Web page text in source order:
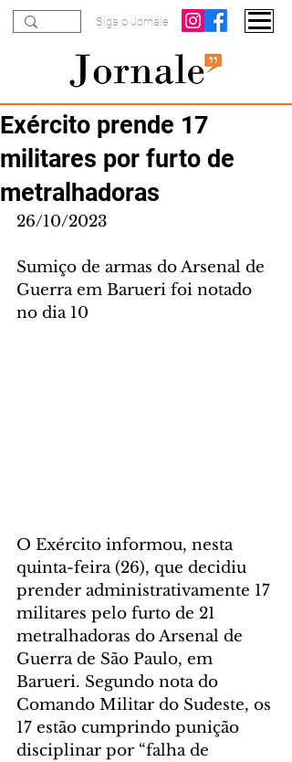
Siga o Jornale
Exército prende 17
militares por furto de
metralhadoras
26/10/2023
Sumiço de armas do Arsenal de
Guerra em Barueri foi notado
no dia 10
O Exército informou, nesta
quinta-feira (26), que decidiu
prender administrativamente 17
militares pelo furto de 21
metralhadoras do Arsenal de
Guerra de São Paulo, em
Barueri. Segundo nota do
Comando Militar do Sudeste, os
17 estão cumprindo punição
disciplinar por “falha de